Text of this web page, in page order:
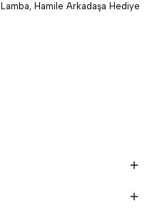
Lamba, Hamile Arkadaşa Hediye